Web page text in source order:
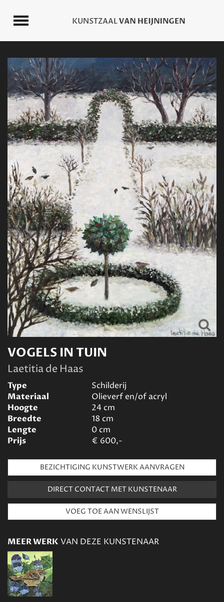
VOGELS IN TUIN
Laetitia de Haas
Type
Schilderij
Materiaal
Olieverf en/of acryl
Hoogte
24cm
Breedte
18 cm
Lengte
0cm
Prijs
€ 600,-
BEZICHTIGING KUNSTWERK AANVRAGEN
DIRECT CONTACT MET KUNSTENAAR
MEER WERK VAN DEZE KUNSTENAAR